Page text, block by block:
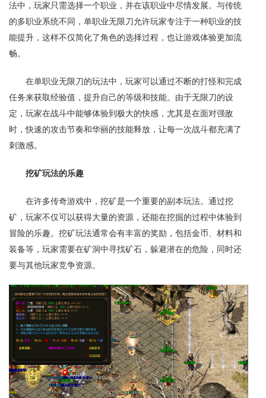
法中，玩家只需选择一个职业，并在该职业中尽情发展。与传统
的多职业系统不同，单职业无限刀允许玩家专注于一种职业的技
能提升，这样不仅简化了角色的选择过程，也让游戏体验更加流
畅。
在单职业无限刀的玩法中，玩家可以通过不断的打怪和完成
任务来获取经验值，提升自己的等级和技能。由于无限刀的设
定，玩家在战斗中能够体验到极大的快感，尤其是在面对强敌
时，快速的攻击节奏和华丽的技能释放，让每一次战斗都充满了
刺激感。
挖矿玩法的乐趣
在许多传奇游戏中，挖矿是一个重要的副本玩法。通过挖
矿，玩家不仅可以获得大量的资源，还能在挖掘的过程中体验到
冒险的乐趣。挖矿玩法通常会有丰富的奖励，包括金币、材料和
装备等，玩家需要在矿洞中寻找矿石，躲避潜在的危险，同时还
要与其他玩家竞争资源。